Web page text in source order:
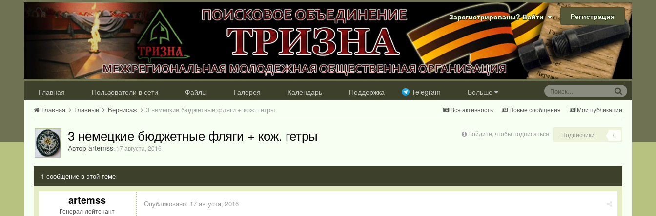
Зарегистрированы? Войти Регистрация
Главная Пользователи в сети Файлы Галерея Календарь Поддержка Telegram Больше
Вся активность Новые сообщения Мои публикации
Главная Главный Вернисаж 3 немецкие бюджетные фляги + кож. гетры
Войдите, чтобы подписаться Подписчики 0
3 немецкие бюджетные фляги + кож. гетры
Автор artemss, 17 августа, 2016
1 сообщение в этой теме
artemss
Генерал-лейтенант
Опубликовано: 17 августа, 2016